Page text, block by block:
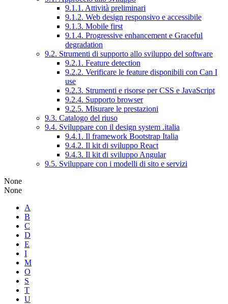
9.1.1. Attività preliminari
9.1.2. Web design responsivo e accessibile
9.1.3. Mobile first
9.1.4. Progressive enhancement e Graceful
degradation
9.2. Strumenti di supporto allo sviluppo del software
9.2.1. Feature detection
9.2.2. Verificare le feature disponibili con Can I
use
9.2.3. Strumenti e risorse per CSS e JavaScript
9.2.4. Supporto browser
9.2.5. Misurare le prestazioni
9.3. Catalogo del riuso
9.4. Sviluppare con il design system .italia
9.4.1. Il framework Bootstrap Italia
9.4.2. Il kit di sviluppo React
9.4.3. Il kit di sviluppo Angular
9.5. Sviluppare con i modelli di sito e servizi
None
None
A
B
C
D
E
I
M
O
S
T
U